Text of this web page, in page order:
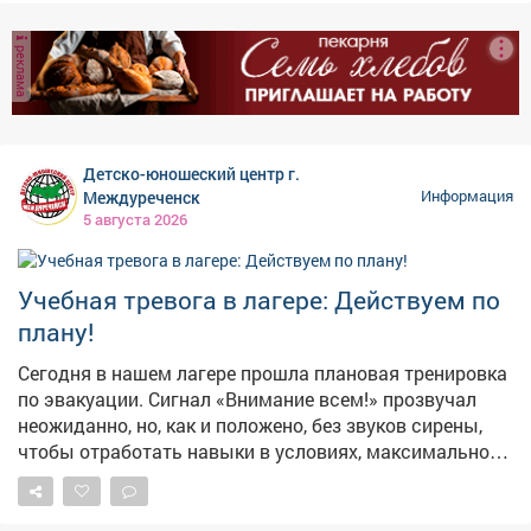
реклама
Детско-юношеский центр г.
Междуреченск
5 августа 2026
Информация
Учебная тревога в лагере: Действуем по
плану!
Сегодня в нашем лагере прошла плановая тренировка
по эвакуации. Сигнал «Внимание всем!» прозвучал
неожиданно, но, как и положено, без звуков сирены,
чтобы отработать навыки в условиях, максимально
приближенных к реальным. Педагогический состав
организовал инсценировку пожара и задымления.